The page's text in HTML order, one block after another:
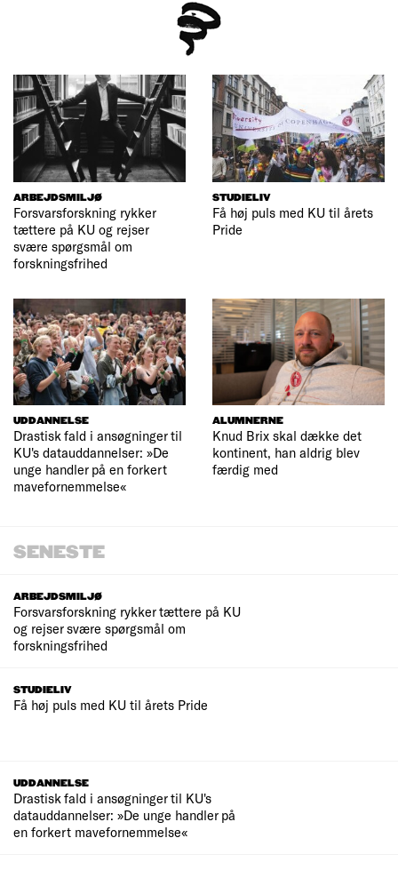
ARBEJDSMILJØ
Forsvarsforskning rykker
tættere på KU og rejser
svære spørgsmål om
forskningsfrihed
STUDIELIV
Få høj puls med KU til årets
Pride
UDDANNELSE
Drastisk fald i ansøgninger til
KU's datauddannelser: »De
unge handler på en forkert
mavefornemmelse«
ALUMNERNE
Knud Brix skal dække det
kontinent, han aldrig blev
færdig med
SENESTE
ARBEJDSMILJØ
Forsvarsforskning rykker tættere på KU
og rejser svære spørgsmål om
forskningsfrihed
STUDIELIV
Få høj puls med KU til årets Pride
UDDANNELSE
Drastisk fald i ansøgninger til KU's
datauddannelser: »De unge handler på
en forkert mavefornemmelse«